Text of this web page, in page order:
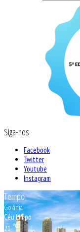
Siga-nos
Facebook
Twitter
Youtube
Instagram
Tempo
Goiânia
Céu Limpo
21℃